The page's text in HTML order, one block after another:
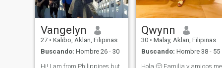
Vangelyn
27 • Kalibo, Aklan, Filipinas
Buscando: Hombre 26 - 30
Hi! I am from Philippines but
Qwynn
30 • Malay, Aklan, Filipinas
Buscando: Hombre 38 - 55
Hola 🙂 Familia y amigos me